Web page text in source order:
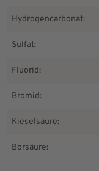
Hydrogencarbonat:
Sulfat:
Fluorid:
Bromid:
Kieselsäure:
Borsäure: